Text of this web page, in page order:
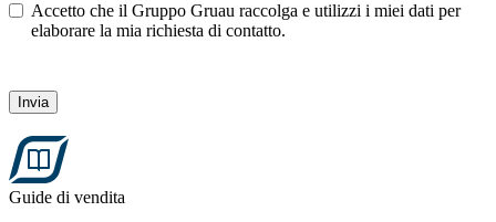
Accetto che il Gruppo Gruau raccolga e utilizzi i miei dati per
elaborare la mia richiesta di contatto.
Invia
Guide di vendita